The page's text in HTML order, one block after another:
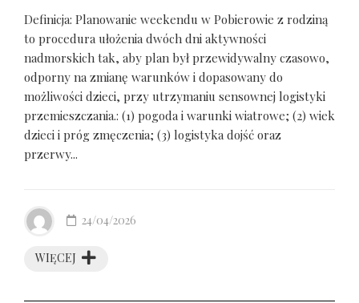
Definicja: Planowanie weekendu w Pobierowie z rodziną
to procedura ułożenia dwóch dni aktywności
nadmorskich tak, aby plan był przewidywalny czasowo,
odporny na zmianę warunków i dopasowany do
możliwości dzieci, przy utrzymaniu sensownej logistyki
przemieszczania.: (1) pogoda i warunki wiatrowe; (2) wiek
dzieci i próg zmęczenia; (3) logistyka dojść oraz
przerwy...
WIĘCEJ
24/04/2026